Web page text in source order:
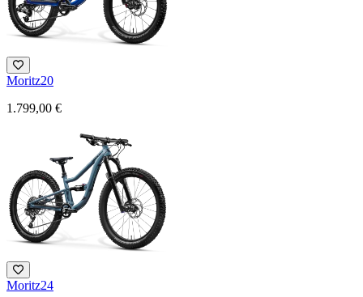
Moritz20
1.799,00 €
Moritz24